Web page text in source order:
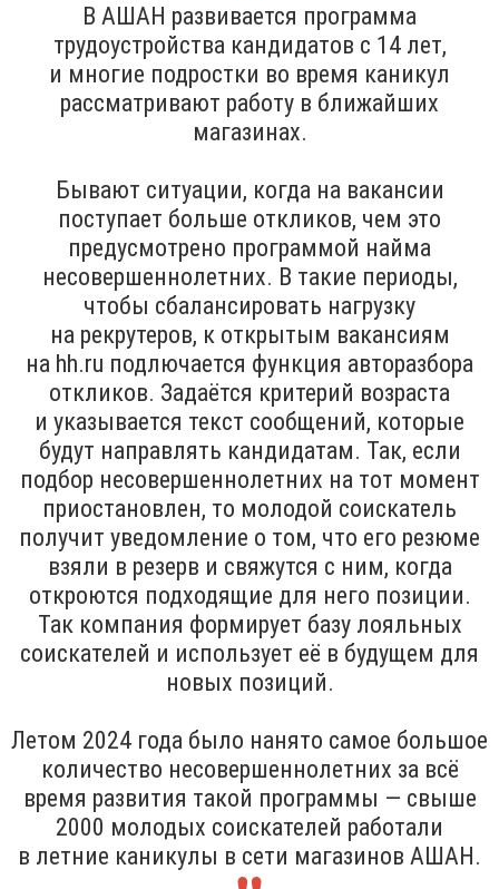
В АШАН развивается программа
трудоустройства кандидатов с 14 лет,
и многие подростки во время каникул
рассматривают работу в ближайших
магазинах.
Бывают ситуации, когда на вакансии
поступает больше откликов, чем это
предусмотрено программой найма
несовершеннолетних. В такие периоды,
чтобы сбалансировать нагрузку
на рекрутеров, к открытым вакансиям
на hh.ru подлючается функция авторазбора
откликов. Задаётся критерий возраста
и указывается текст сообщений, которые
будут направлять кандидатам. Так, если
подбор несовершеннолетних на тот момент
приостановлен, то молодой соискатель
получит уведомление о том, что его резюме
взяли в резерв и свяжутся с ним, когда
откроются подходящие для него позиции.
Так компания формирует базу лояльных
соискателей и использует её в будущем для
новых позиций.
Летом 2024 года было нанято самое большое
количество несовершеннолетних за всё
время развития такой программы — свыше
2000 молодых соискателей работали
в летние каникулы в сети магазинов АШАН.